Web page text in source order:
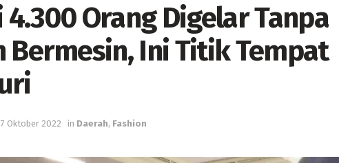
4.300 Orang Digelar Tanpa
Bermesin, Ini Titik Tempat
Oktober 2022 in Daerah, Fashion